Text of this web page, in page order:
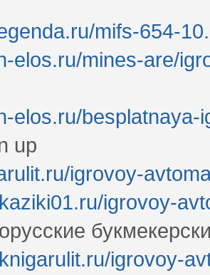
mifs-654-
elos.ru/mines-are/
elos.ru/
up
igrovoy-
igrovoy-
igrovoy-